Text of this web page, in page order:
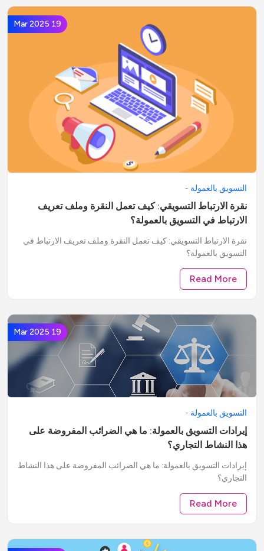
19 Mar 2025
التسويق بالعمولة -
نقرة الارتباط التسويقي: كيف تعمل النقرة وملف تعريف
الارتباط في التسويق بالعمولة؟
نقرة الارتباط التسويقي: كيف تعمل النقرة وملف تعريف الارتباط في
التسويق بالعمولة؟
Read More
19 Mar 2025
التسويق بالعمولة -
إيرادات التسويق بالعمولة: ما هي الضرائب المفروضة على
هذا النشاط التجاري؟
إيرادات التسويق بالعمولة: ما هي الضرائب المفروضة على هذا النشاط
التجاري؟
Read More